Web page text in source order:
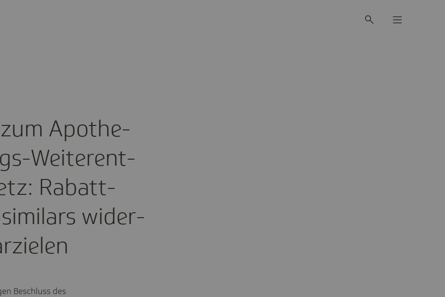
zum Apothe­
Weiter­ent­
Rabatt­
wider­
Beschluss des